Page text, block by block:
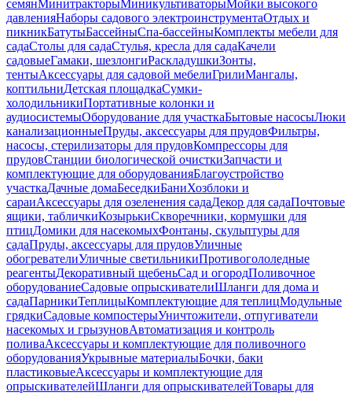
семянМинитракторыМиникультиваторыМойки высокого
давленияНаборы садового электроинструментаОтдых и
пикникБатутыБассейныСпа-бассейныКомплекты мебели для
садаСтолы для садаСтулья, кресла для садаКачели
садовыеГамаки, шезлонгиРаскладушкиЗонты,
тентыАксессуары для садовой мебелиГрилиМангалы,
коптильниДетская площадкаСумки-
холодильникиПортативные колонки и
аудиосистемыОборудование для участкаБытовые насосыЛюки
канализационныеПруды, аксессуары для прудовФильтры,
насосы, стерилизаторы для прудовКомпрессоры для
прудовСтанции биологической очисткиЗапчасти и
комплектующие для оборудованияБлагоустройство
участкаДачные домаБеседкиБаниХозблоки и
сараиАксессуары для озеленения садаДекор для садаПочтовые
ящики, табличкиКозырькиСкворечники, кормушки для
птицДомики для насекомыхФонтаны, скульптуры для
садаПруды, аксессуары для прудовУличные
обогревателиУличные светильникиПротивогололедные
реагентыДекоративный щебеньСад и огородПоливочное
оборудованиеСадовые опрыскивателиШланги для дома и
садаПарникиТеплицыКомплектующие для теплицМодульные
грядкиСадовые компостерыУничтожители, отпугиватели
насекомых и грызуновАвтоматизация и контроль
поливаАксессуары и комплектующие для поливочного
оборудованияУкрывные материалыБочки, баки
пластиковыеАксессуары и комплектующие для
опрыскивателейШланги для опрыскивателейТовары для